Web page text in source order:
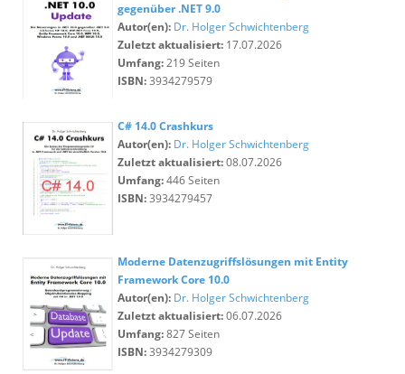
gegenüber .NET 9.0
Autor(en): Dr. Holger Schwichtenberg
Zuletzt aktualisiert: 17.07.2026
Umfang:219 Seiten
ISBN:3934279579
C# 14.0 Crashkurs
Autor(en): Dr. Holger Schwichtenberg
Zuletzt aktualisiert:08.07.2026
Umfang:446 Seiten
ISBN:3934279457
Moderne Datenzugriffslösungen mit Entity
Framework Core 10.0
Autor(en): Dr. Holger Schwichtenberg
Zuletzt aktualisiert:06.07.2026
Umfang:827 Seiten
ISBN:3934279309